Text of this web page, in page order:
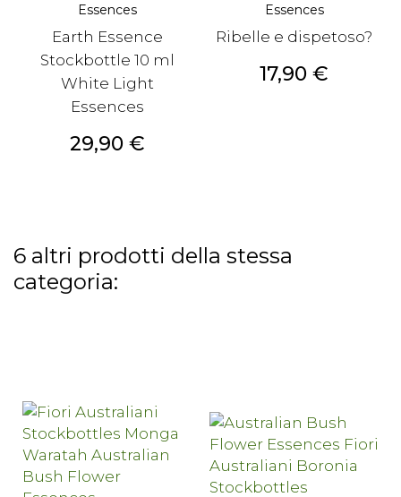
Essences
Earth Essence
Stockbottle 10 ml
White Light
Essences
Prezzo
29,90 €
Essences
Ribelle e dispetoso?
Prezzo
17,90 €
6 altri prodotti della stessa
categoria: